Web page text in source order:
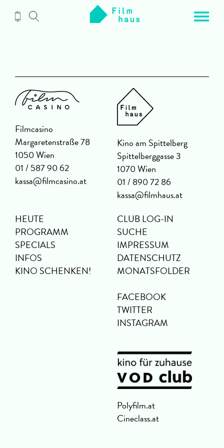
Inhalt
Filmcasino
Margaretenstraße 78
1050 Wien
01 / 587 90 62
kassa@filmcasino.at
Kino am Spittelberg
Spittelberggasse 3
1070 Wien
01 / 890 72 86
kassa@filmhaus.at
HEUTE
PROGRAMM
SPECIALS
INFOS
KINO SCHENKEN!
CLUB LOG-IN
SUCHE
IMPRESSUM
DATENSCHUTZ
MONATSFOLDER
FACEBOOK
TWITTER
INSTAGRAM
Polyfilm.at
Cineclass.at